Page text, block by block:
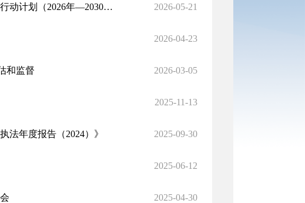
国家医疗保障局关于印发《医疗保障基金监督检查五年行动计划（2026年—2030年）》的通知 2026-05-21
2026-04-23
和监督 2026-03-05
2025-11-13
法年度报告（2024）》 2025-09-30
2025-06-12
2025-04-30